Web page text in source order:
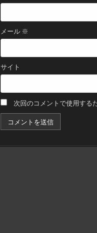
メール ※
サイト
次回のコメントで使用する